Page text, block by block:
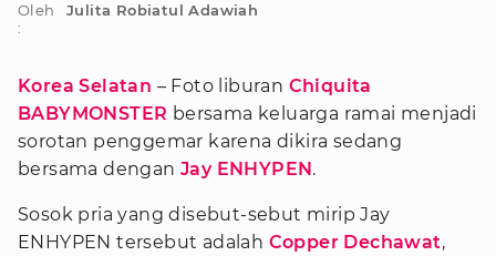
Oleh
:
Julita Robiatul Adawiah
Korea Selatan – Foto liburan Chiquita
BABYMONSTER bersama keluarga ramai menjadi
sorotan penggemar karena dikira sedang
bersama dengan Jay ENHYPEN.
Sosok pria yang disebut-sebut mirip Jay
ENHYPEN tersebut adalah Copper Dechawat,